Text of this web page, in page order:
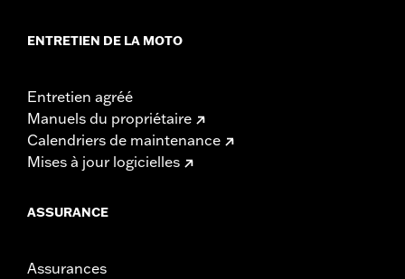
ENTRETIEN DE LA MOTO
Entretien agréé
Manuels du propriétaire
Calendriers de maintenance
Mises à jour logicielles
ASSURANCE
Assurances